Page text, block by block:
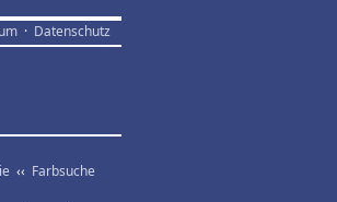
· Datenschutz
‹‹ Farbsuche